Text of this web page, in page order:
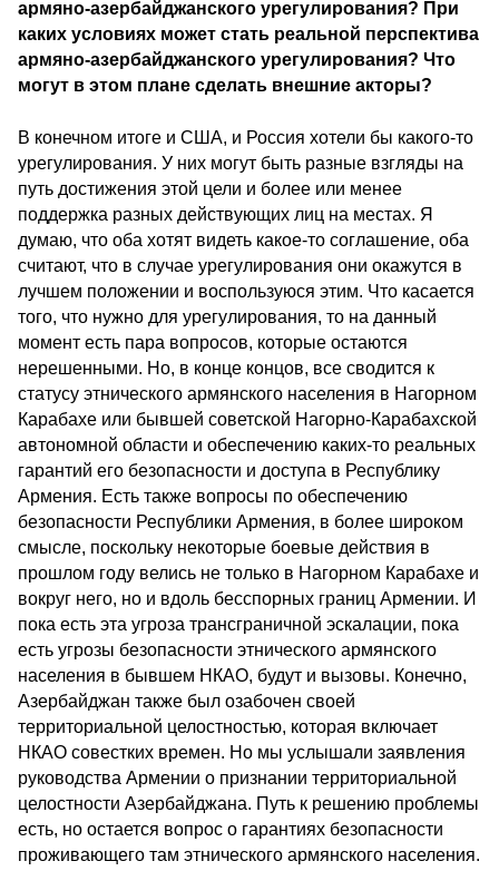
армяно-азербайджанского урегулирования? При
каких условиях может стать реальной перспектива
армяно-азербайджанского урегулирования? Что
могут в этом плане сделать внешние акторы?
В конечном итоге и США, и Россия хотели бы какого-то
урегулирования. У них могут быть разные взгляды на
путь достижения этой цели и более или менее
поддержка разных действующих лиц на местах. Я
думаю, что оба хотят видеть какое-то соглашение, оба
считают, что в случае урегулирования они окажутся в
лучшем положении и воспользуюся этим. Что касается
того, что нужно для урегулирования, то на данный
момент есть пара вопросов, которые остаются
нерешенными. Но, в конце концов, все сводится к
статусу этнического армянского населения в Нагорном
Карабахе или бывшей советской Нагорно-Карабахской
автономной области и обеспечению каких-то реальных
гарантий его безопасности и доступа в Республику
Армения. Есть также вопросы по обеспечению
безопасности Республики Армения, в более широком
смысле, поскольку некоторые боевые действия в
прошлом году велись не только в Нагорном Карабахе и
вокруг него, но и вдоль бесспорных границ Армении. И
пока есть эта угроза трансграничной эскалации, пока
есть угрозы безопасности этнического армянского
населения в бывшем НКАО, будут и вызовы. Конечно,
Азербайджан также был озабочен своей
территориальной целостностью, которая включает
НКАО совестких времен. Но мы услышали заявления
руководства Армении о признании территориальной
целостности Азербайджана. Путь к решению проблемы
есть, но остается вопрос о гарантиях безопасности
проживающего там этнического армянского населения.